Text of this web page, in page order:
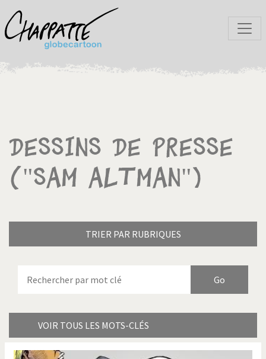
Dessins de presse
("Sam Altman")
TRIER PAR RUBRIQUES
VOIR TOUS LES MOTS-CLÉS
Bienvenue en Italie
Bye Biden! Catholique ou pas très?
Chère énergie! Crise grecque